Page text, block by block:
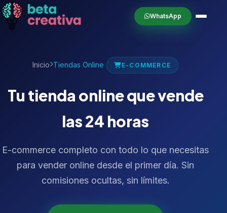
WhatsApp
Inicio Tiendas Online E-COMMERCE
Tu tienda online que vende
las 24 horas
E-commerce completo con todo lo que necesitas
para vender online desde el primer día. Sin
comisiones ocultas, sin límites.